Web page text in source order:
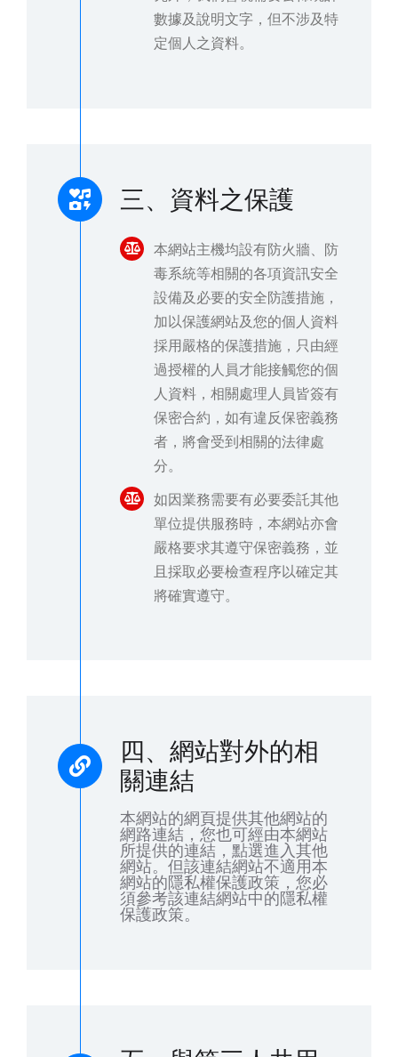
數據及說明文字，但不涉及特
定個人之資料。
三、資料之保護
本網站主機均設有防火牆、防
毒系統等相關的各項資訊安全
設備及必要的安全防護措施，
加以保護網站及您的個人資料
採用嚴格的保護措施，只由經
過授權的人員才能接觸您的個
人資料，相關處理人員皆簽有
保密合約，如有違反保密義務
者，將會受到相關的法律處
分。
如因業務需要有必要委託其他
單位提供服務時，本網站亦會
嚴格要求其遵守保密義務，並
且採取必要檢查程序以確定其
將確實遵守。
四、網站對外的相
關連結
本網站的網頁提供其他網站的
網路連結，您也可經由本網站
所提供的連結，點選進入其他
網站。但該連結網站不適用本
網站的隱私權保護政策，您必
須參考該連結網站中的隱私權
保護政策。